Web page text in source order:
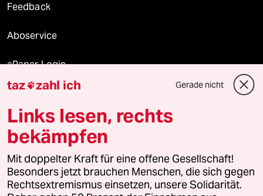
Feedback
Aboservice
ePaper Login
Downloads für Abonnierende
© 2026 taz Verlags und Vertriebs GmbH
Alle Rechte vorbehalten. Bei rechtlichen Fragen oder für Genehmigungen
wenden Sie sich bitte an
lizenzen@taz.de
taz zahl ich Gerade nicht
Links lesen, rechts
bekämpfen
Mit doppelter Kraft für eine offene Gesellschaft!
Besonders jetzt brauchen Menschen, die sich gegen
Rechtsextremismus einsetzen, unsere Solidarität.